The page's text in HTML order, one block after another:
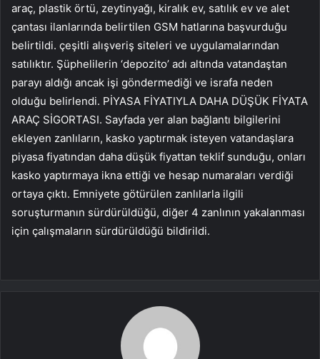
araç, plastik örtü, zeytinyağı, kiralık ev, satılık ev ve alet
çantası ilanlarında belirtilen GSM hatlarına başvurduğu
belirtildi. çeşitli alışveriş siteleri ve uygulamalarından
satılıktır. Şüphelilerin ‘depozito’ adı altında vatandaştan
parayı aldığı ancak işi göndermediği ve israfa neden
olduğu belirlendi. PİYASA FİYATIYLA DAHA DÜŞÜK FİYATA
ARAÇ SİGORTASI. Sayfada yer alan bağlantı bilgilerini
ekleyen zanlıların, kasko yaptırmak isteyen vatandaşlara
piyasa fiyatından daha düşük fiyattan teklif sunduğu, onları
kasko yaptırmaya ikna ettiği ve hesap numaraları verdiği
ortaya çıktı. Emniyete götürülen zanlılarla ilgili
soruşturmanın sürdürüldüğü, diğer 4 zanlının yakalanması
için çalışmaların sürdürüldüğü bildirildi.